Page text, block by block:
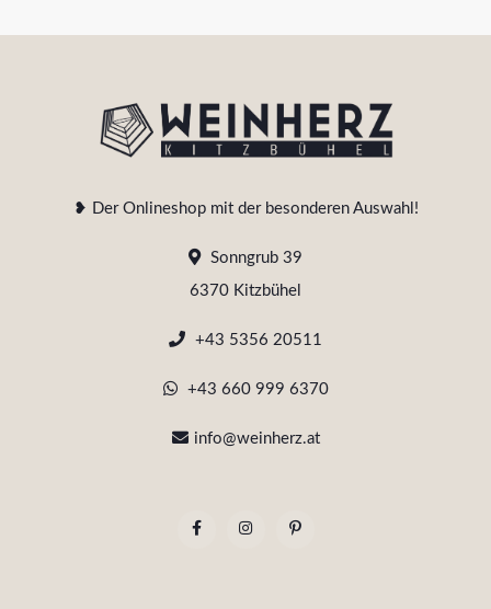
❥ Der Onlineshop mit der besonderen Auswahl!
Sonngrub 39
6370 Kitzbühel
+43 5356 20511
+43 660 999 6370
info@weinherz.at